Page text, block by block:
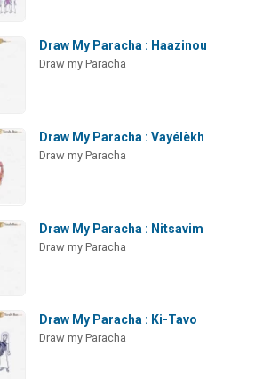
Draw My Paracha : Haazinou
Draw my Paracha
Draw My Paracha : Vayélèkh
Draw my Paracha
Draw My Paracha : Nitsavim
Draw my Paracha
Draw My Paracha : Ki-Tavo
Draw my Paracha